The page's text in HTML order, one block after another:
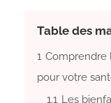
Table des
1 Comprendre
pour votre
1.1 Les